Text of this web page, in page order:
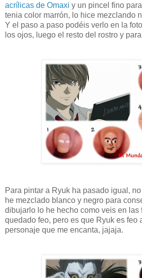
acrílicas de Omaxi y un pincel fino
tenia color marrón, lo hice mezclando
Y el paso a paso podéis verlo en la
los ojos, luego el resto del rostro y
Para pintar a Ryuk ha pasado igual,
he mezclado blanco y negro para
dibujarlo lo he hecho como veis en las
quedado feo, pero es que Ryuk es feo
personaje que me encanta, jajaja.